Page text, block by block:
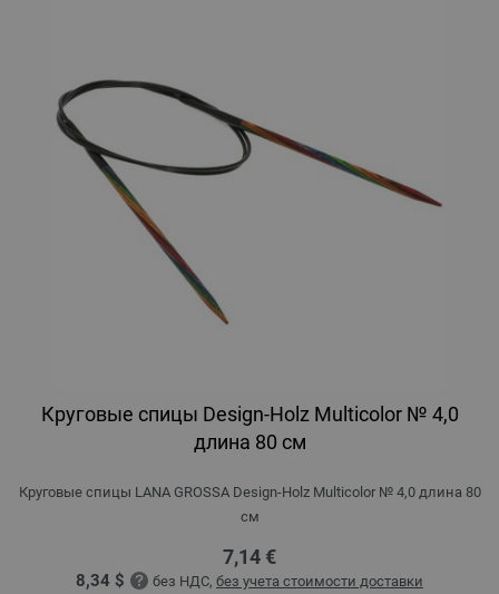
Круговые спицы Design-Holz Multicolor № 4,0
длина 80 см
Круговые спицы LANA GROSSA Design-Holz Multicolor № 4,0 длина 80
см
7,14 €
8,34 $ без НДС, без учета стоимости доставки